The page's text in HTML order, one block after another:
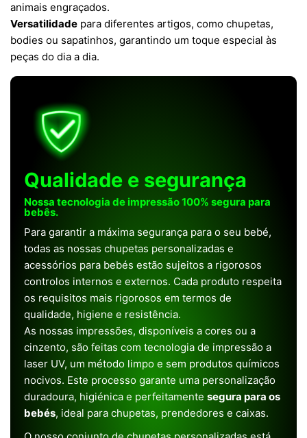
animais engraçados.
Versatilidade para diferentes artigos, como chupetas,
bodies ou sapatinhos, garantindo um toque especial às
peças do dia a dia.
Qualidade e segurança
Nossa tecnologia de impressão 100% segura para
bebês.
Para garantir a máxima segurança para o seu bebé,
todas as nossas chupetas personalizadas e
acessórios para bebés estão sujeitos a rigorosos
controlos internos e externos. Cada produto respeita
os requisitos mais rigorosos em termos de
qualidade, higiene e resistência.
As nossas impressões, disponíveis a cores ou a
cinzento, são feitas com tecnologia de impressão a
laser UV, um método limpo e sem produtos químicos
nocivos. Este processo garante uma personalização
duradoura, higiénica e perfeitamente segura para os
bebés, ideal para chupetas, prendedores e caixas.